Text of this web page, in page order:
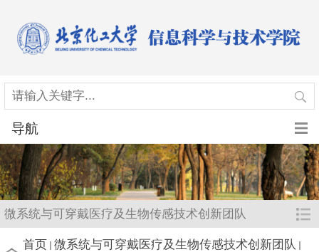
导航
微系统与可穿戴医疗及生物传感技术创新团队
首页 微系统与可穿戴医疗及生物传感技术创新团队